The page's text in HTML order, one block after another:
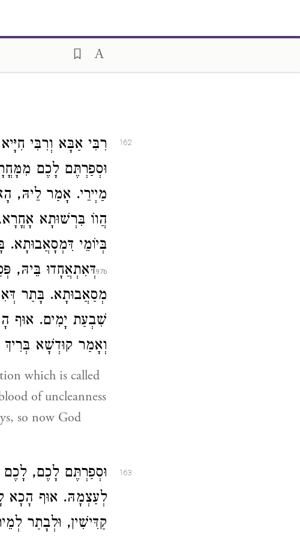
162 רִבִּי אַבָּא וְרִבִּי
וּסְפַרְתֶּם לָכֶם
מַיְירֵי. אָמַר לֵיהּ,
הֲווֹ בִּרְשׁוּתָא
בְּיוֹמֵי דִּמְסָאֲבוּתָא.
דְּאִתְאֲחָדוּ בֵּיהּ,
מְסַאֲבוּתָא. בָּתַר
שִׁבְעַת יָמִים. אוּף
וְאָמַר קוּדְשָׁא
which is called
of uncleanness
so now God
163
וּסְפַרְתֶּם לָכֶם,
לְעַצְמָהּ. אוּף הָכָא
קַדִּישִׁין, וּלְבָתַר